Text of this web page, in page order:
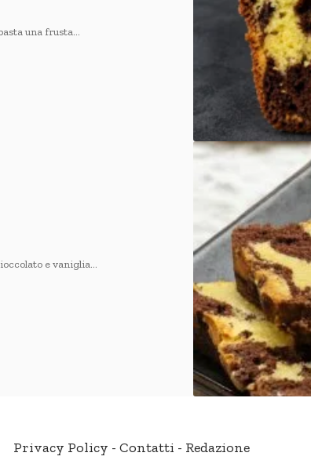
una frusta…
e vaniglia…
Privacy Policy - Contatti - Redazione